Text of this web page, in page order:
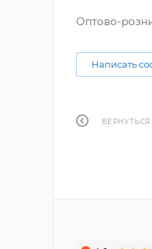
Оптово-
Написать
ВЕРНУТЬСЯ